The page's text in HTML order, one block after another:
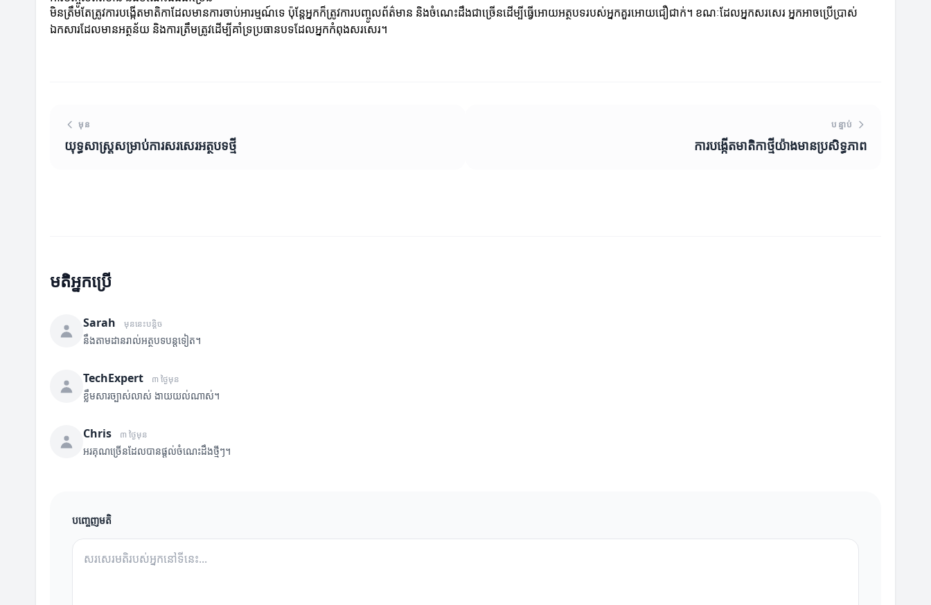
មិនត្រឹមតែត្រូវការបង្កើតមាតិកាដែលមានការចាប់អារម្មណ៍ទេ ប៉ុន្តែអ្នកក៏ត្រូវការបញ្ចូលព័ត៌មាន និងចំណេះដឹងជាច្រើនដើម្បីធ្វើអោយអត្ថបទរបស់អ្នកគួរអោយជឿជាក់។ ខណៈដែលអ្នកសរសេរ អ្នកអាចប្រើប្រាស់
ឯកសារដែលមានអត្ថន័យ និងការត្រឹមត្រូវដើម្បីគាំទ្រប្រធានបទដែលអ្នកកំពុងសរសេរ។
មុន
យុទ្ធសាស្ត្រសម្រាប់ការសរសេរអត្ថបទថ្មី
បន្ទាប់
ការបង្កើតមាតិកាថ្មីយ៉ាងមានប្រសិទ្ធភាព
មតិអ្នកប្រើ
Sarah មុននេះបន្តិច
នឹងតាមដានរាល់អត្ថបទបន្តទៀត។
TechExpert ៣ ថ្ងៃមុន
ខ្លឹមសារច្បាស់លាស់ ងាយយល់ណាស់។
Chris ៣ ថ្ងៃមុន
អរគុណច្រើនដែលបានផ្តល់ចំណេះដឹងថ្មីៗ។
បញ្ចេញមតិ